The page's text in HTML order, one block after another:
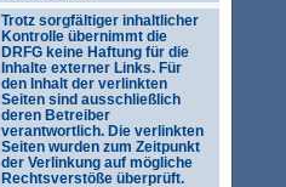
Trotz sorgfältiger inhaltlicher
Kontrolle übernimmt die
DRFG keine Haftung für die
Inhalte externer Links. Für
den Inhalt der verlinkten
Seiten sind ausschließlich
deren Betreiber
verantwortlich. Die verlinkten
Seiten wurden zum Zeitpunkt
der Verlinkung auf mögliche
Rechtsverstöße überprüft.